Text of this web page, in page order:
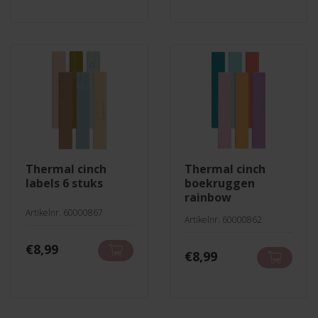
thermal cinch
labels 6 stuks
Artikelnr. 60000867
€8,99
thermal cinch
boekruggen
rainbow
Artikelnr. 60000862
€8,99